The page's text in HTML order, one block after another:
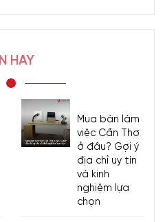
Văn Quá, P. Đông Hưng
Giang, P. Đông Hưng
HAY
Mua bàn làm
việc Cần Thơ
ở đâu? Gợi ý
địa chỉ uy tín
và kinh
nghiệm lựa
chọn